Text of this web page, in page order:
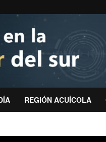
REGIÓN ACUÍCOLA